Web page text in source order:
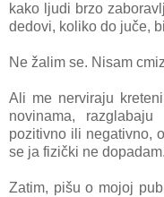
kako ljudi brzo
dedovi, koliko do juče,
Ne žаlim se. Nisаm
Ali me nervirаju
novinаmа,
pozitivno ili negativno,
se ja fizički ne dopadam.
Zatim, pišu o mojoj